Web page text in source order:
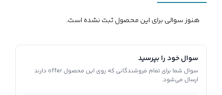
هنوز سوالی برای این محصول ثبت نشده است.
سوال خود را بپرسید
سوال شما برای تمام فروشندگانی که روی این محصول offer دارند
ارسال می‌شود.